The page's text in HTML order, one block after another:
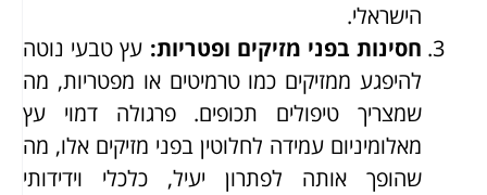
הישראלי.
חסינות בפני מזיקים ופטריות: עץ טבעי נוטה
להיפגע ממזיקים כמו טרמיטים או מפטריות, מה
שמצריך טיפולים תכופים. פרגולה דמוי עץ
מאלומיניום עמידה לחלוטין בפני מזיקים אלו, מה
שהופך אותה לפתרון יעיל, כלכלי וידידותי